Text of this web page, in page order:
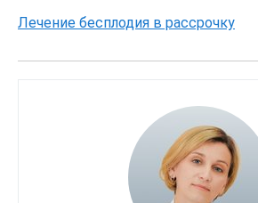
Лечение бесплодия в рассрочку